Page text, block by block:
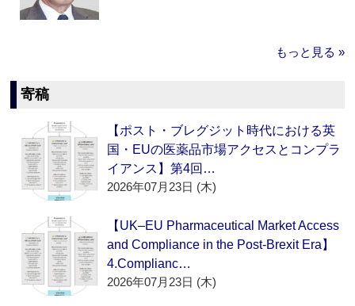
もっと見る »
寄稿
【ポスト・ブレグジット時代における英
国・EUの医薬品市場アクセスとコンプラ
イアンス】第4回…
2026年07月23日 (木)
【UK–EU Pharmaceutical Market Access
and Compliance in the Post-Brexit Era】
4.Complianc…
2026年07月23日 (木)